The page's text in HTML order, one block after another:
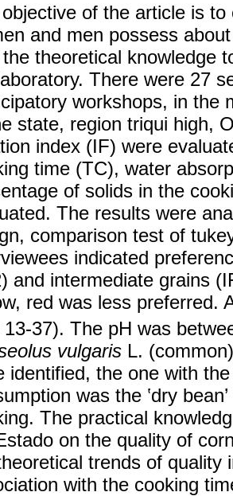
of the article is
and men possess
theoretical knowledge
There were 27
workshops, in the
state, region triqui high,
index (IF) were
time (TC), water
of solids in the
The results were
comparison test of
indicated
and intermediate grains
red was less preferred.
37). The pH was
vulgaris L.
identified, the one with
was the ‛dry
The practical
on the quality of
trends of quality
with the cooking